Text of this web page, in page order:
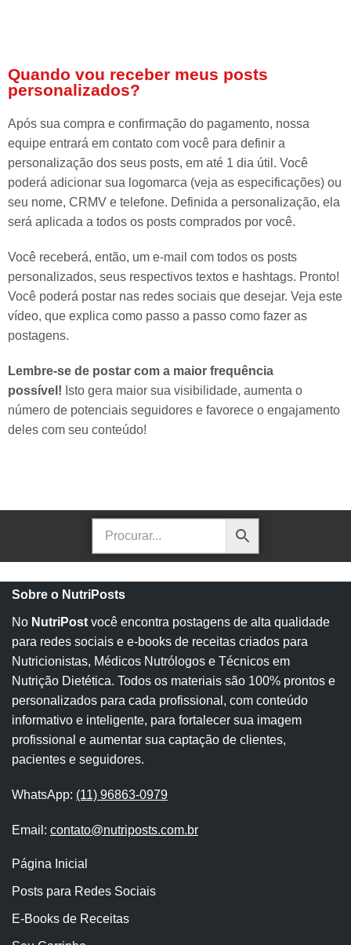
Quando vou receber meus posts
personalizados?
Após sua compra e confirmação do pagamento, nossa
equipe entrará em contato com você para definir a
personalização dos seus posts, em até 1 dia útil. Você
poderá adicionar sua logomarca (veja as especificações) ou
seu nome, CRMV e telefone. Definida a personalização, ela
será aplicada a todos os posts comprados por você.
Você receberá, então, um e-mail com todos os posts
personalizados, seus respectivos textos e hashtags. Pronto!
Você poderá postar nas redes sociais que desejar. Veja este
vídeo, que explica como passo a passo como fazer as
postagens.
Lembre-se de postar com a maior frequência
possível! Isto gera maior sua visibilidade, aumenta o
número de potenciais seguidores e favorece o engajamento
deles com seu conteúdo!
Sobre o NutriPosts
No NutriPost você encontra postagens de alta qualidade
para redes sociais e e-books de receitas criados para
Nutricionistas, Médicos Nutrólogos e Técnicos em
Nutrição Dietética. Todos os materiais são 100% prontos e
personalizados para cada profissional, com conteúdo
informativo e inteligente, para fortalecer sua imagem
profissional e aumentar sua captação de clientes,
pacientes e seguidores.
WhatsApp: (11) 96863-0979
Email: contato@nutriposts.com.br
Página Inicial
Posts para Redes Sociais
E-Books de Receitas